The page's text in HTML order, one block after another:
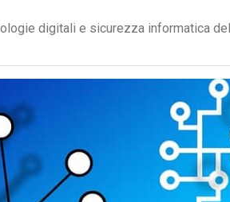
digitali e sicurezza informatica